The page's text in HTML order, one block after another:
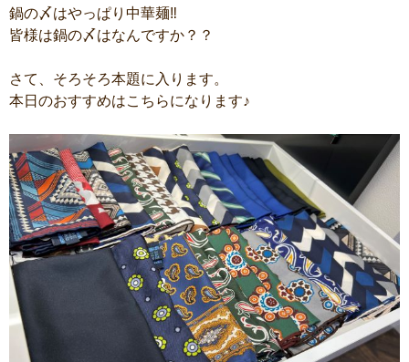
鍋の〆はやっぱり中華麺‼
皆様は鍋の〆はなんですか？？
さて、そろそろ本題に入ります。
本日のおすすめはこちらになります♪